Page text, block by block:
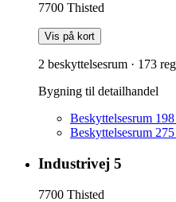
7700 Thisted
Vis på kort
2 beskyttelsesrum · 173
Bygning til detailhandel
Beskyttelsesrum 198
Beskyttelsesrum 275
Industrivej 5
7700 Thisted